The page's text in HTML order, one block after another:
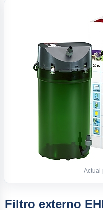
Actual
Filtro externo